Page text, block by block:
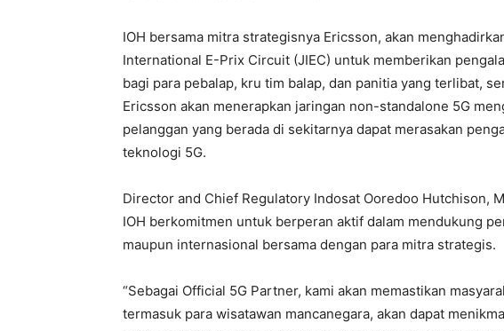
IOH bersama mitra strategisnya Ericsson, akan
International E-Prix Circuit (JIEC) untuk memberikan
bagi para pebalap, kru tim balap, dan panitia yang terlibat,
Ericsson akan menerapkan jaringan non-standalone 5G
pelanggan yang berada di sekitarnya dapat merasakan
teknologi 5G.
Director and Chief Regulatory Indosat Ooredoo Hutchison,
IOH berkomitmen untuk berperan aktif dalam mendukung
maupun internasional bersama dengan para mitra strategis.
“Sebagai Official 5G Partner, kami akan memastikan
termasuk para wisatawan mancanegara, akan dapat